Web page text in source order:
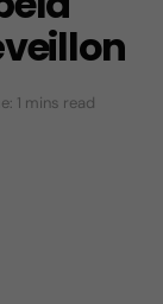
1 mins read